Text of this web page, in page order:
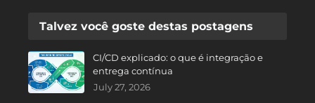
Talvez você goste destas postagens
CI/CD explicado: o que é integração e
entrega contínua
July 27, 2026